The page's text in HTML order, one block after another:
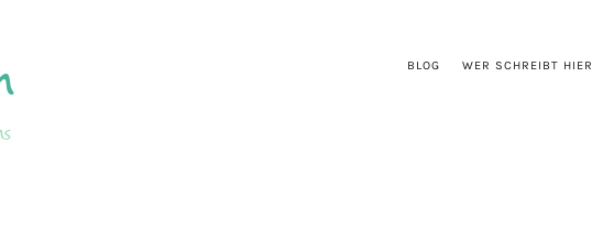
BLOG WER SCHREIBT HIER